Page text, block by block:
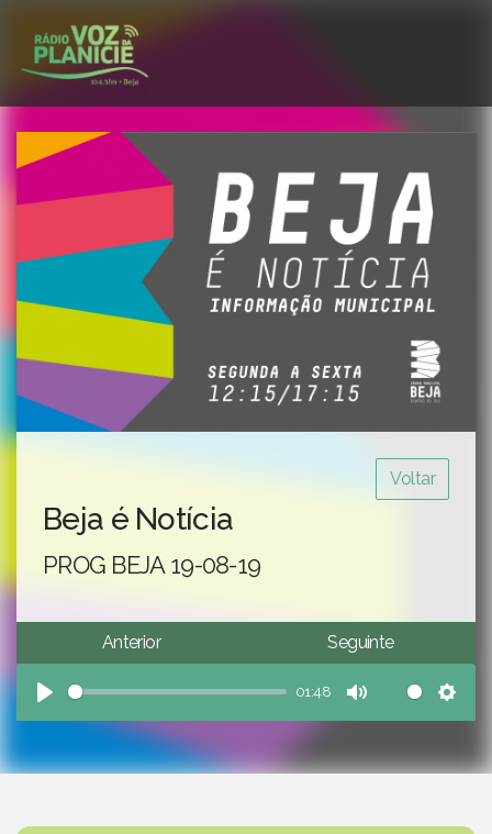
Voltar
Beja é Notícia
PROG BEJA 19-08-19
Anterior Seguinte
Play
01:48
Mute